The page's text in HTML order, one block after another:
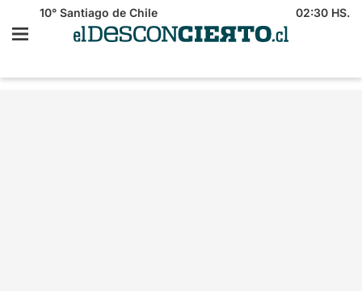
10° Santiago de Chile 02:30 HS.